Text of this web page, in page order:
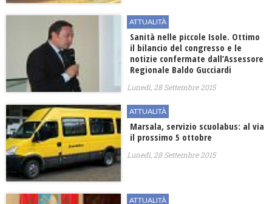
ATTUALITÀ
Sanità nelle piccole Isole. Ottimo
il bilancio del congresso e le
notizie confermate dall’Assessore
Regionale Baldo Gucciardi
Lunedì, 28 Settembre 2015
ATTUALITÀ
Marsala, servizio scuolabus: al via
il prossimo 5 ottobre
Lunedì, 28 Settembre 2015
ATTUALITÀ